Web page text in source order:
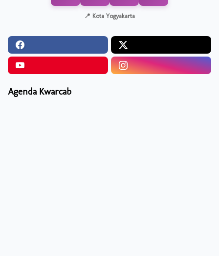
📍 Kota Yogyakarta
Agenda Kwarcab